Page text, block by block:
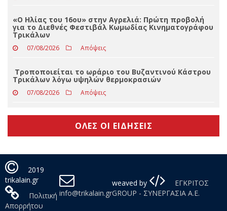
Θωράκιση της Αθαμανίας μετά τον “Ντάνιελ
για το Διεθνές Φεστιβάλ Κωμωδίας Κινηματογράφου
Τρικάλων
07/08/2026 Απόψεις
Τροποποιείται το ωράριο του Βυζαντινού Κάστρου
Τρικάλων λόγω υψηλών θερμοκρασιών
07/08/2026 Απόψεις